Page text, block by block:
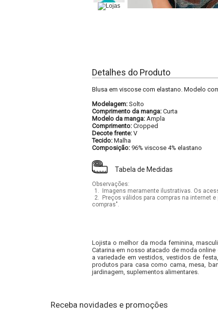
Detalhes do Produto
Blusa em viscose com elastano. Modelo
Modelagem: Solto
Comprimento da manga: Curta
Modelo da manga: Ampla
Comprimento: Cropped
Decote frente: V
Tecido: Malha
Composição: 96% viscose 4% elastano
Tabela de Medidas
Observações:
1.
Imagens meramente ilustrativas. Os
2.
Preços válidos para compras na internet
compras".
Lojista o melhor da moda feminina,
Catarina em nosso atacado de moda
a variedade em vestidos, vestidos de
produtos para casa como cama, mesa,
jardinagem, suplementos alimentares.
Receba novidades e promoções